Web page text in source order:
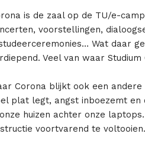
is de zaal op de TU/e-
voorstellingen,
Wat daar
Veel van waar
Corona blijkt ook een
plat legt, angst inboezemt
huizen achter onze
voortvarend te voltooien.